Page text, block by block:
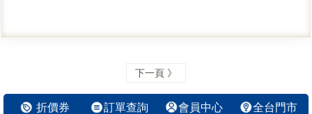
下一頁 》
折價券 訂單查詢 會員中心 全台門市